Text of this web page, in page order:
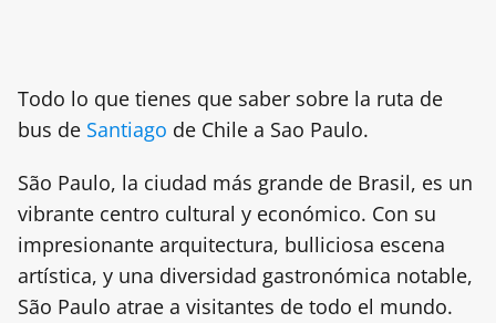
Todo lo que tienes que saber sobre la ruta de
bus de Santiago de Chile a Sao Paulo.
São Paulo, la ciudad más grande de Brasil, es un
vibrante centro cultural y económico. Con su
impresionante arquitectura, bulliciosa escena
artística, y una diversidad gastronómica notable,
São Paulo atrae a visitantes de todo el mundo.